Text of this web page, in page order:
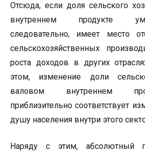
Отсюда, если доля сельского
внутреннем продукте
следовательно, имеет место
сельскохозяйственных
роста доходов в других
этом, изменение доли
валовом внутреннем
приблизительно соответствует
душу населения внутри этого
Наряду с этим, абсолютный